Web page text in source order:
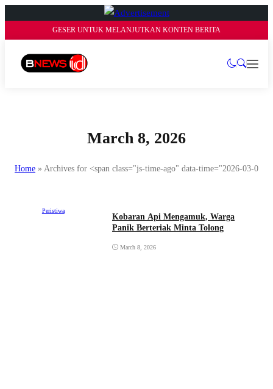
GESER UNTUK MELANJUTKAN KONTEN BERITA
March 8, 2026
Home » Archives for <span class="js-time-ago" data-time="2026-03-
Peristiwa
Kobaran Api Mengamuk, Warga
Panik Berteriak Minta Tolong
March 8, 2026